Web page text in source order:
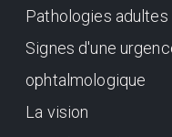
Pathologies adultes
Signes d'une
ophtalmologique
La vision